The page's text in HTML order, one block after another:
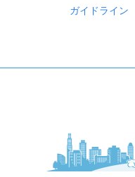
ガイドライン